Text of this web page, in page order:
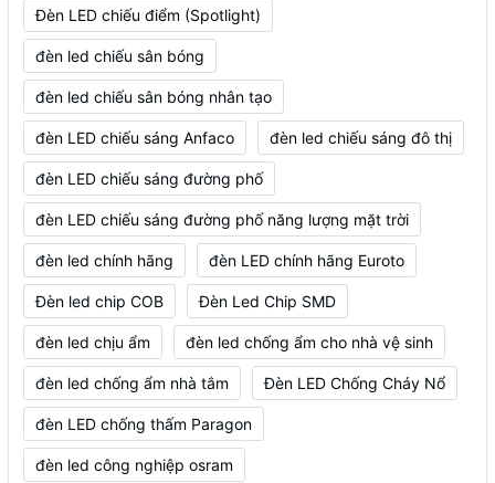
Đèn LED chiếu điểm (Spotlight)
đèn led chiếu sân bóng
đèn led chiếu sân bóng nhân tạo
đèn LED chiếu sáng Anfaco đèn led chiếu sáng đô thị
đèn LED chiếu sáng đường phố
đèn LED chiếu sáng đường phố năng lượng mặt trời
đèn led chính hãng đèn LED chính hãng Euroto
Đèn led chip COB Đèn Led Chip SMD
đèn led chịu ẩm đèn led chống ẩm cho nhà vệ sinh
đèn led chống ẩm nhà tắm Đèn LED Chống Cháy Nổ
đèn LED chống thấm Paragon
đèn led công nghiệp osram